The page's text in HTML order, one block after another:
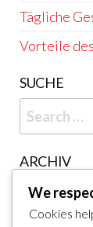
Tägliche
Vorteile
SUCHE
Search
for:
ARCHIV
March 2026
February
We
Cookies